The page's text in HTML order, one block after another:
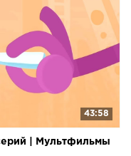
43:58
| Мультфильмы